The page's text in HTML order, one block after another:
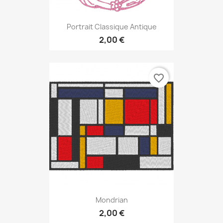
Portrait Classique Antique
2,00 €
Mondrian
2,00 €
favorite_border